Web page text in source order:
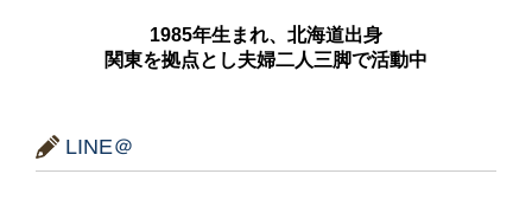
1985年生まれ、北海道出身
関東を拠点とし夫婦二人三脚で活動中
LINE＠